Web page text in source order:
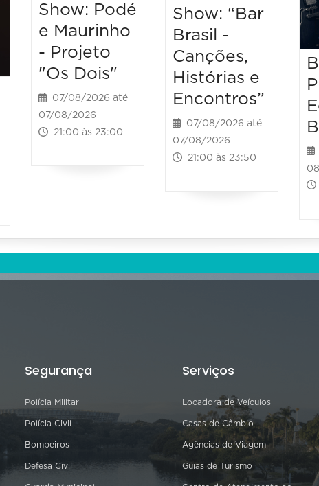
Show: Podé
e Maurinho
- Projeto
"Os Dois"
07/08/2026 até
07/08/2026
21:00 às 23:00
Show: “Bar
Brasil -
Canções,
Histórias e
Encontros”
07/08/2026 até
07/08/2026
21:00 às 23:50
Segurança
Polícia Militar
Polícia Civil
Bombeiros
Defesa Civil
Serviços
Locadora de Veículos
Casas de Câmbio
Agências de Viagem
Guias de Turismo